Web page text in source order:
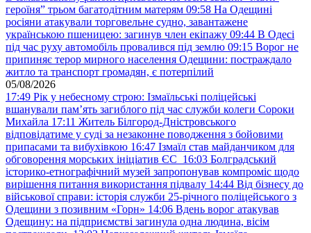
героїня” трьом багатодітним матерям 09:58 На Одещині
росіяни атакували торговельне судно, завантажене
українською пшеницею: загинув член екіпажу 09:44 В Одесі
під час руху автомобіль провалився під землю 09:15 Ворог не
припиняє терор мирного населення Одещини: постраждало
житло та транспорт громадян, є потерпілий
05/08/2026
17:49 Рік у небесному строю: Ізмаїльські поліцейські
вшанували пам’ять загиблого під час служби колеги Сороки
Михайла 17:11 Житель Білгород-Дністровського
відповідатиме у суді за незаконне поводження з бойовими
припасами та вибухівкою 16:47 Ізмаїл став майданчиком для
обговорення морських ініціатив ЄС 16:03 Болградський
історико-етнографічний музей запропонував компроміс щодо
вирішення питання використання підвалу 14:44 Від бізнесу до
військової справи: історія служби 25-річного поліцейського з
Одещини з позивним «Горн» 14:06 Вдень ворог атакував
Одещину: на підприємстві загинула одна людина, вісім